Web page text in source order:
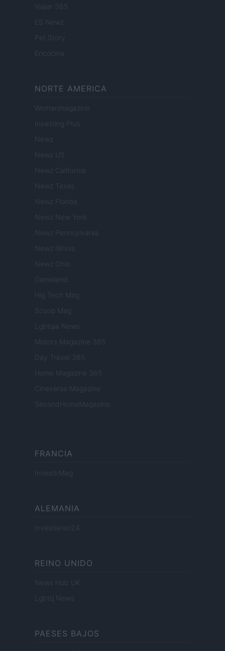
Viajar 365
ES Newz
Encocina
NORTE AMERICA
Womanmagazine
Investing Plus
Newz
Newz US
Newz California
Newz Texas
Newz Florida
Newz New York
Newz Pennsylvania
Newz Illinois
Newz Ohio
Gameland
Hig Tech Mag
Scoop Mag
Lgbtqia News
Motors Magazine 365
Day Travel 365
Home Magazine 365
Cineverse Magazine
SecondHomeMagazine
FRANCIA
InvestirMag
ALEMANIA
Investieren24
REINO UNIDO
News Hub UK
Lgbtq News
PAESES BAJOS